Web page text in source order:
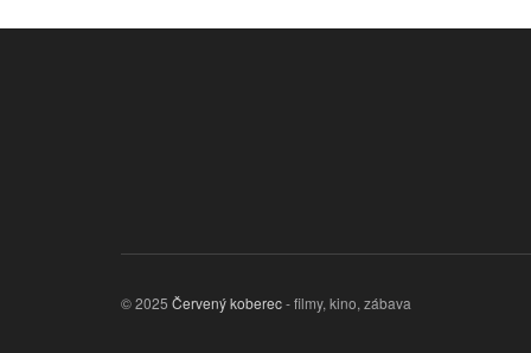
© 2025 Červený koberec- filmy, kino, zábava